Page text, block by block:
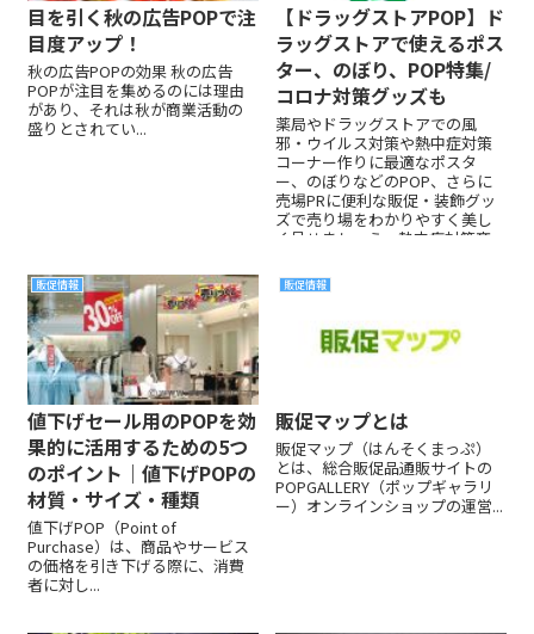
目を引く秋の広告POPで注
目度アップ！
秋の広告POPの効果 秋の広告
POPが注目を集めるのには理由
があり、それは秋が商業活動の
盛りとされてい...
【ドラッグストアPOP】ド
ラッグストアで使えるポス
ター、のぼり、POP特集/
コロナ対策グッズも
薬局やドラッグストアでの風
邪・ウイルス対策や熱中症対策
コーナー作りに最適なポスタ
ー、のぼりなどのPOP、さらに
売場PRに便利な販促・装飾グッ
ズで売り場をわかりやすく美し
く見せましょう。熱中症対策商
内に役立つPOPを。
販促情報
値下げセール用のPOPを効
果的に活用するための5つ
のポイント｜値下げPOPの
材質・サイズ・種類
値下げPOP（Point of
Purchase）は、商品やサービス
の価格を引き下げる際に、消費
者に対し...
販促情報
販促マップとは
販促マップ（はんそくまっぷ）
とは、総合販促品通販サイトの
POPGALLERY（ポップギャラリ
ー）オンラインショップの運営...